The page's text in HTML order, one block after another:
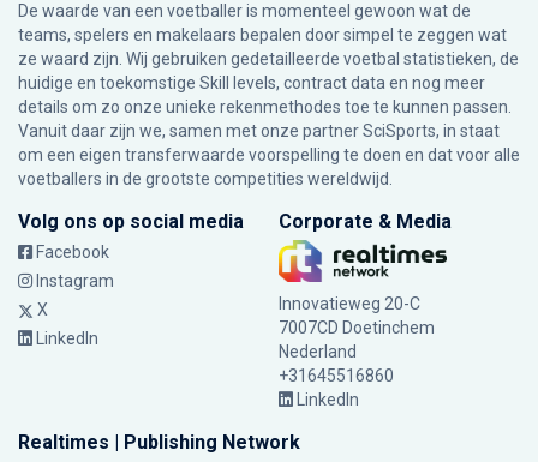
De waarde van een voetballer is momenteel gewoon wat de
teams, spelers en makelaars bepalen door simpel te zeggen wat
ze waard zijn. Wij gebruiken gedetailleerde voetbal statistieken, de
huidige en toekomstige Skill levels, contract data en nog meer
details om zo onze unieke rekenmethodes toe te kunnen passen.
Vanuit daar zijn we, samen met onze partner SciSports, in staat
om een eigen transferwaarde voorspelling te doen en dat voor alle
voetballers in de grootste competities wereldwijd.
Volg ons op social media
Facebook
Instagram
X
LinkedIn
Corporate & Media
Innovatieweg 20-C
7007CD Doetinchem
Nederland
+31645516860
LinkedIn
Realtimes | Publishing Network